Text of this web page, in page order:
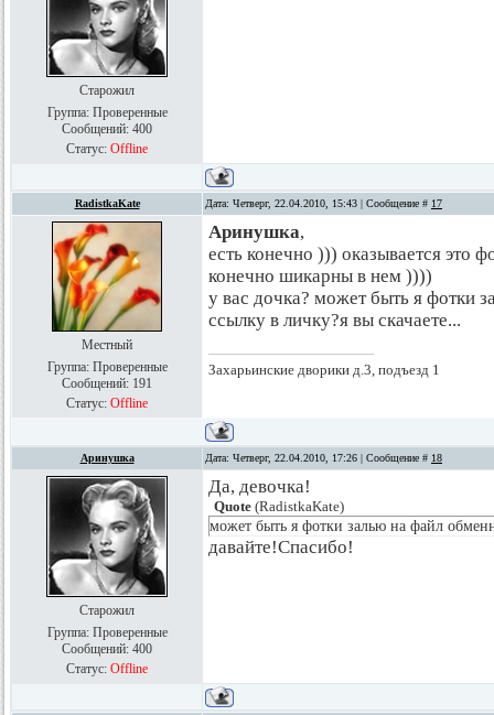
Старожил
Группа: Проверенные
Сообщений: 400
Статус: Offline
RadistkaKate Дата: Четверг, 22.04.2010, 15:43 | Сообщение # 17
Местный
Группа: Проверенные
Сообщений: 191
Статус: Offline
Аринушка,
есть конечно ))) оказывается это
конечно шикарны в нем ))))
у вас дочка? может быть я фотки
ссылку в личку?я вы скачаете...
Захарьинские дворики д.3, подъезд 1
Аринушка Дата: Четверг, 22.04.2010, 17:26 | Сообщение # 18
Старожил
Группа: Проверенные
Сообщений: 400
Статус: Offline
Да, девочка!
Quote (RadistkaKate)
может быть я фотки залью на файл
давайте!Спасибо!